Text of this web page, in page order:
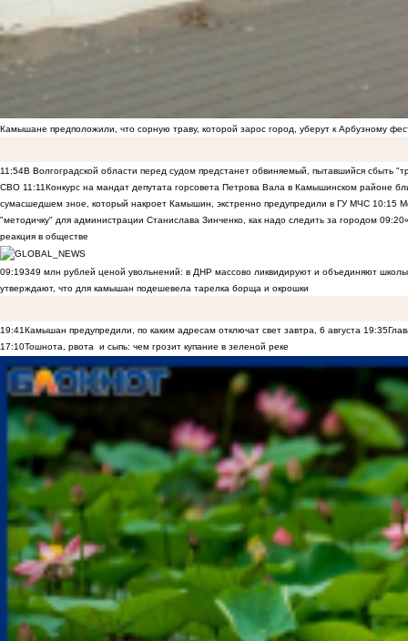
Камышане предположили, что сорную траву, которой зарос город, уберут к Арбузному
11:54В Волгоградской области перед судом предстанет обвиняемый, пытавшийся сбыть
СВО 11:11Конкурс на мандат депутата горсовета Петрова Вала в Камышинском районе
сумасшедшем зное, который накроет Камышин, экстренно предупредили в ГУ МЧС 10:15
"методичку" для администрации Станислава Зинченко, как надо следить за городом 09:20
реакция в обществе
09:19349 млн рублей ценой увольнений: в ДНР массово ликвидируют и объединяют
утверждают, что для камышан подешевела тарелка борща и окрошки
19:41Камышан предупредили, по каким адресам отключат свет завтра, 6 августа 19:35
17:10Тошнота, рвота и сыпь: чем грозит купание в зеленой реке